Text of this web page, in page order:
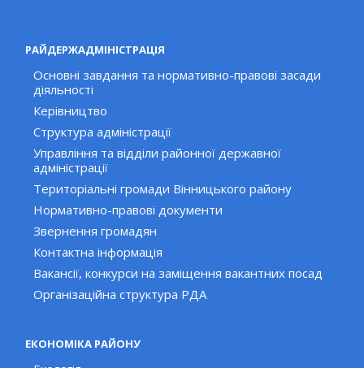
РАЙДЕРЖАДМІНІСТРАЦІЯ
Основні завдання та нормативно-правові засади
діяльності
Керівництво
Структура адміністрації
Управління та відділи районної державної
адміністрації
Територіальні громади Вінницького району
Нормативно-правові документи
Звернення громадян
Контактна інформація
Вакансії, конкурси на заміщення вакантних посад
Організаційна структура РДА
ЕКОНОМІКА РАЙОНУ